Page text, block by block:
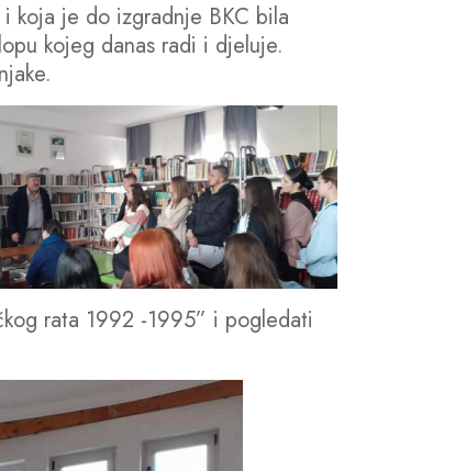
koja je do izgradnje BKC bila
kojeg danas radi i djeluje.
rata 1992 -1995” i pogledati